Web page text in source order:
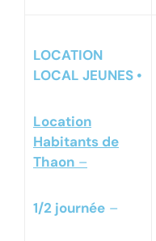
LOCATION
LOCAL JEUNES •
Location
Habitants de
Thaon –
1/2 journée –